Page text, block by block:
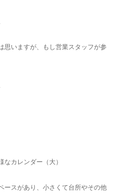
思いますが、もし営業スタッフが参
カレンダー（大）
ースがあり、小さくて台所やその他